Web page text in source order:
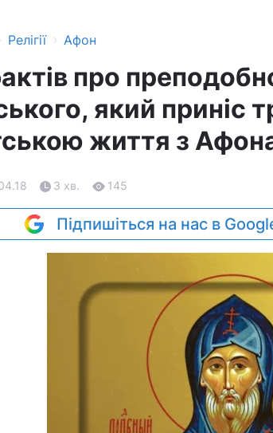
Релігії › Афон
про
який приніс
життя з
3 хв. 145
Підпишіться на нас в